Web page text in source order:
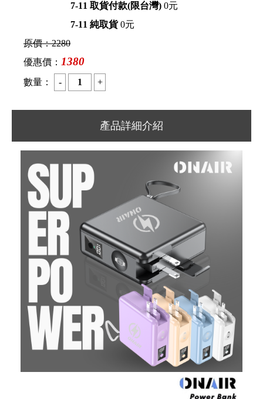
7-11 取貨付款(限台灣) 0元
7-11 純取貨0元
原價：2280
優惠價： 1380
數量：
產品詳細介紹